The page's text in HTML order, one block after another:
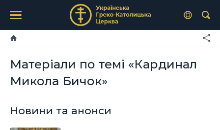
Матеріали по темі «Кардинал
Микола Бичок»
Новини та анонси